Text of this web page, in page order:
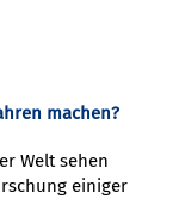
machen?
Welt sehen
einiger